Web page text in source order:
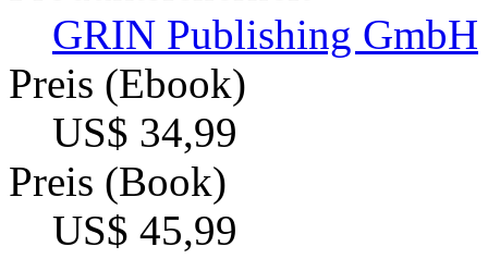
GRIN Publishing GmbH
Preis (Ebook)
US$ 34,99
Preis (Book)
US$ 45,99